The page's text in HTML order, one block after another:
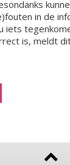
in de
iets
is, meldt